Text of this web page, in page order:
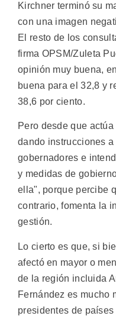
Kirchner terminó su
con una imagen
El resto de los
firma OPSM/Zuleta
opinión muy buena,
buena para el 32,8 y
38,6 por ciento.
Pero desde que
dando instrucciones
gobernadores e
y medidas de
ella", porque percibe
contrario, fomenta la
gestión.
Lo cierto es que, si
afectó en mayor o
de la región incluida
Fernández es mucho
presidentes de